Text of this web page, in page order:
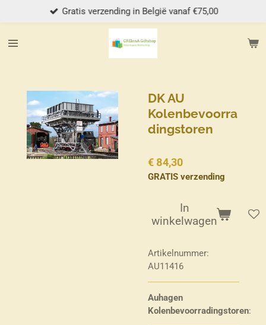
direct
naar
Gratis verzending in België vanaf €75,00
DK AU
Kolenbevoorra
dingstoren
€ 84,30
GRATIS verzending
In
winkelwagen
Artikelnummer:
AU11416
Auhagen
Kolenbevoorradingstoren: